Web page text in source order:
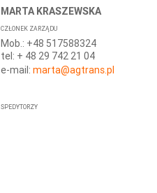
MARTA KRASZEWSKA
CZŁONEK ZARZĄDU
Mob.: +48 517588324
tel: + 48 29 742 21 04
e-mail: marta@agtrans.pl
SPEDYTORZY